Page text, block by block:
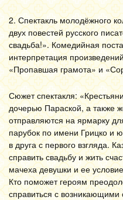
2. Спектакль молодёжного
двух повестей русского
свадьба!». Комедийная
интерпретация
«Пропавшая грамота» и
Сюжет спектакля:
дочерью Параской, а также
отправляются на ярмарку
парубок по имени Грицко и
в друга с первого взгляда.
справить свадьбу и жить
мачеха девушки и ее
Кто поможет героям
справиться с возникающими